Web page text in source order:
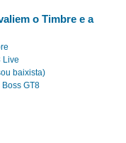
o Timbre e a
Live
baixista)
GT8